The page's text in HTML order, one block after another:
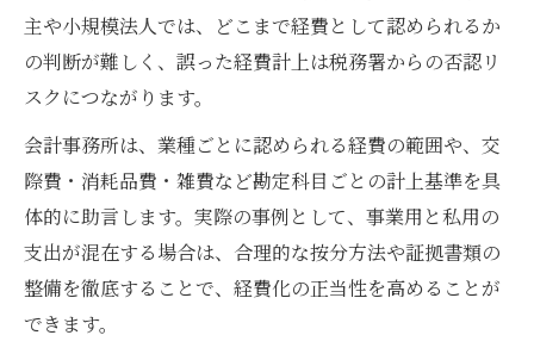
主や小規模法人では、どこまで経費として認められるか
の判断が難しく、誤った経費計上は税務署からの否認リ
スクにつながります。
会計事務所は、業種ごとに認められる経費の範囲や、交
際費・消耗品費・雑費など勘定科目ごとの計上基準を具
体的に助言します。実際の事例として、事業用と私用の
支出が混在する場合は、合理的な按分方法や証拠書類の
整備を徹底することで、経費化の正当性を高めることが
できます。